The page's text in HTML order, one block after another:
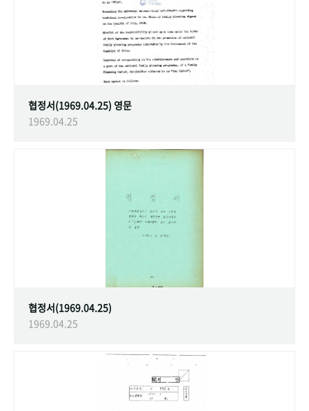
협정서(1969.04.25) 영문
1969.04.25
협정서(1969.04.25)
1969.04.25